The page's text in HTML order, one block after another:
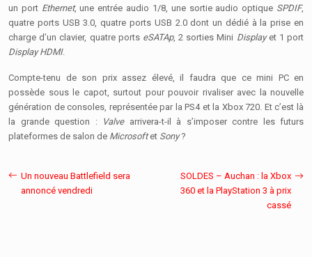
un port Ethernet, une entrée audio 1/8, une sortie audio optique SPDIF,
quatre ports USB 3.0, quatre ports USB 2.0 dont un dédié à la prise en
charge d’un clavier, quatre ports eSATAp, 2 sorties Mini Displayet 1 port
Display HDMI.
Compte-tenu de son prix assez élevé, il faudra que ce mini PC en
possède sous le capot, surtout pour pouvoir rivaliser avec la nouvelle
génération de consoles, représentée par la PS4 et la Xbox 720. Et c’est là
la grande question : Valvearrivera-t-il à s’imposer contre les futurs
plateformes de salon de Microsoftet Sony?
Un nouveau Battlefield sera
annoncé vendredi
SOLDES – Auchan : la Xbox
360 et la PlayStation 3 à prix
cassé